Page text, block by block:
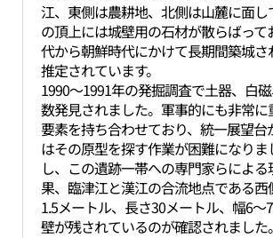
江、東側は農耕地、北側は山麓に面し
の頂上には城壁用の石材が散らばって
代から朝鮮時代にかけて長期間築城
推定されています。
1990～1991年の発掘調査で土器、白
数発見されました。軍事的にも非常
要素を持ち合わせており、統一展望台
はその原型を探す作業が困難になり
し、この遺跡一帯への専門家らによ
果、臨津江と漢江の合流地点である
1.5メートル、長さ30メートル、幅6～
壁が残されているのが確認されました。